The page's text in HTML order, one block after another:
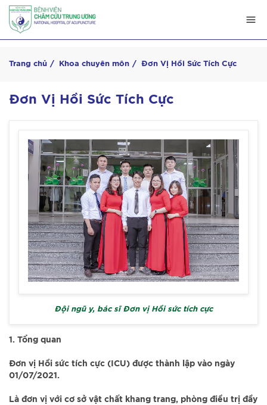
Trang chủ Khoa chuyên môn Đơn Vị Hồi Sức Tích Cực
Đơn Vị Hồi Sức Tích Cực
Đội ngũ y, bác sĩ Đơn vị Hồi sức tích cực
1. Tổng quan
Đơn vị Hồi sức tích cực (ICU) được thành lập vào ngày
01/07/2021.
Là đơn vị với cơ sở vật chất khang trang, phòng điều trị đầy